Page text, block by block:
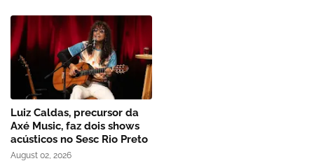
Luiz Caldas, precursor da
Axé Music, faz dois shows
acústicos no Sesc Rio Preto
August 02, 2026